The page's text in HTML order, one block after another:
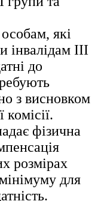
які
інвалідам III
до
з висновком
комісії.
фізична
розмірах
для